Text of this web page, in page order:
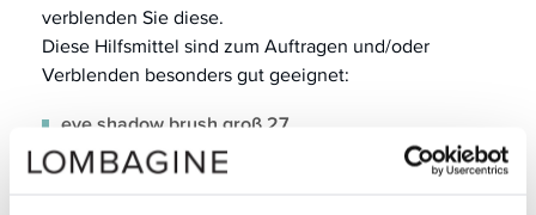
verblenden Sie diese.
Diese Hilfsmittel sind zum Auftragen und/oder
Verblenden besonders gut geeignet:
eye shadow brush groß 27
eye shadow brush mittel 35